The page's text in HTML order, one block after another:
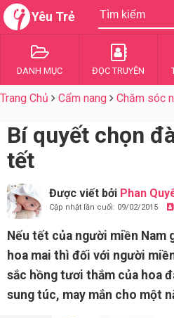
Yêu Trẻ
DANH MỤC ĐỌC TRUYỆN
Trang Chủ Cẩm nang Chăm sóc
Bí quyết chọn
tết
Được viết bởi Phan
Cập nhật lần cuối: 09/02/2015
Nếu tết của người miền Nam
hoa mai thì đối với người
sắc hồng tươi thắm của hoa
sung túc, may mắn cho một